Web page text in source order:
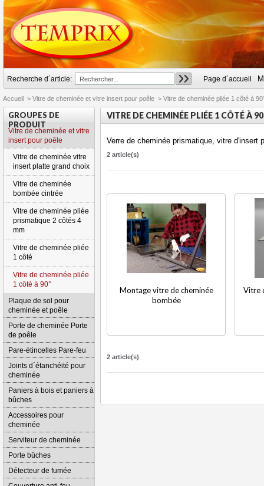
Recherche d´article: Page d´accueil
Accueil > Vitre de cheminée et vitre insert pour poêle > Vitre de cheminée pliée 1 côté à
VITRE DE CHEMINÉE PLIÉE 1 CÔTÉ À
Verre de cheminée prismatique, vitre d'insert
2 article(s)
Montage vitre de cheminée
bombée
Vitre
2 article(s)
GROUPES DE
PRODUIT
Vitre de cheminée et vitre
insert pour poêle
Vitre de cheminée vitre
insert platte grand choix
Vitre de cheminée
bombée cintrée
Vitre de cheminée pliée
prismatique 2 côtés 4
mm
Vitre de cheminée pliée
1 côté
Vitre de cheminée pliée
1 côté à 90°
Plaque de sol pour
cheminée et poêle
Porte de cheminée Porte
de poêle
Pare-étincelles Pare-feu
Joints d´étanchéité pour
cheminée
Paniers à bois et paniers à
bûches
Accessoires pour
cheminée
Serviteur de cheminée
Porte bûches
Détecteur de fumée